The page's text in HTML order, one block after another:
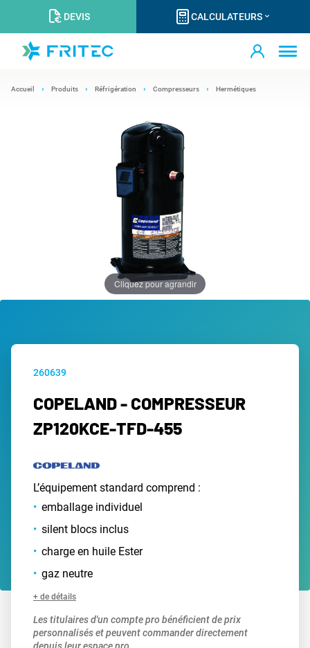
DEVIS CALCULATEURS
Accueil Produits Réfrigération Compresseurs Hermétiques
Cliquez pour agrandir
260639
COPELAND - COMPRESSEUR
ZP120KCE-TFD-455
L’équipement standard comprend :
emballage individuel
silent blocs inclus
charge en huile Ester
gaz neutre
+ de détails
Les titulaires d'un compte pro bénéficient de prix
personnalisés et peuvent commander directement